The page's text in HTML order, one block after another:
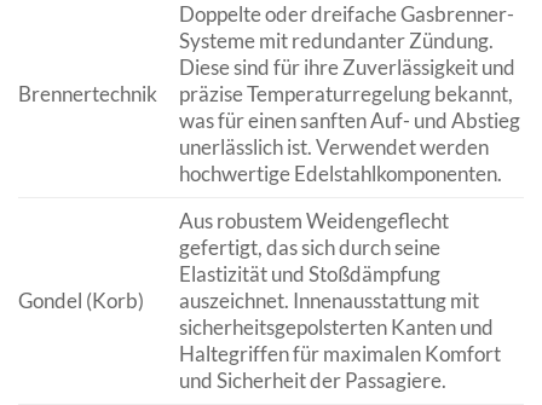
Brennertechnik
Doppelte oder dreifache Gasbrenner-
Systeme mit redundanter Zündung.
Diese sind für ihre Zuverlässigkeit und
präzise Temperaturregelung bekannt,
was für einen sanften Auf- und Abstieg
unerlässlich ist. Verwendet werden
hochwertige Edelstahlkomponenten.
Gondel (Korb)
Aus robustem Weidengeflecht
gefertigt, das sich durch seine
Elastizität und Stoßdämpfung
auszeichnet. Innenausstattung mit
sicherheitsgepolsterten Kanten und
Haltegriffen für maximalen Komfort
und Sicherheit der Passagiere.